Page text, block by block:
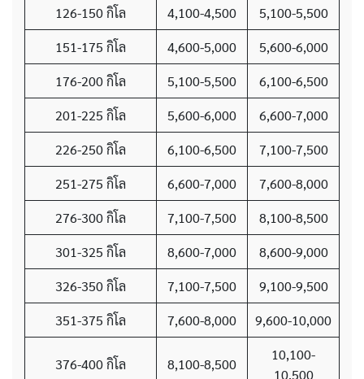
126-150 กิโล
4,100-4,500
5,100-5,500
151-175 กิโล
4,600-5,000
5,600-6,000
176-200 กิโล
5,100-5,500
6,100-6,500
201-225 กิโล
5,600-6,000
6,600-7,000
226-250 กิโล
6,100-6,500
7,100-7,500
251-275 กิโล
6,600-7,000
7,600-8,000
276-300 กิโล
7,100-7,500
8,100-8,500
301-325 กิโล
8,600-7,000
8,600-9,000
326-350 กิโล
7,100-7,500
9,100-9,500
351-375 กิโล
7,600-8,000 9,600-10,000
376-400 กิโล 8,100-8,500
10,100-
10,500